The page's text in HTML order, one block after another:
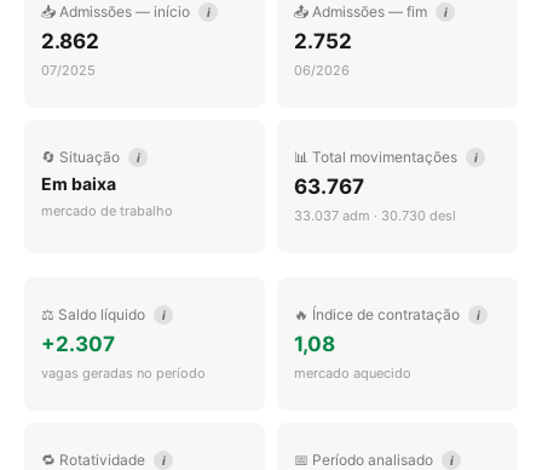
📥 Admissões — início i
2.862
07/2025
📤 Admissões — fim i
2.752
06/2026
🔄 Situação i
Em baixa
mercado de trabalho
📊 Total movimentações i
63.767
33.037 adm · 30.730 desl
⚖️ Saldo líquido i
+2.307
vagas geradas no período
🔥 Índice de contratação i
1,08
mercado aquecido
🔁 Rotatividade i 📅 Período analisado i